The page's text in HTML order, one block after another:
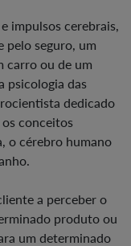
impulsos cerebrais,
pelo seguro, um
carro ou de um
psicologia das
dedicado
conceitos
o cérebro humano
a perceber o
produto ou
um determinado